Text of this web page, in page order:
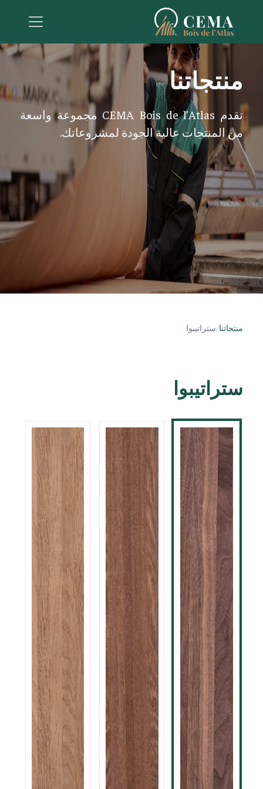
منتجاتنا
تقدم CEMA Bois de l’Atlas مجموعة واسعة
من المنتجات عالية الجودة لمشروعاتك.
منتجاتنا/ستراتيبوا
ستراتيبوا